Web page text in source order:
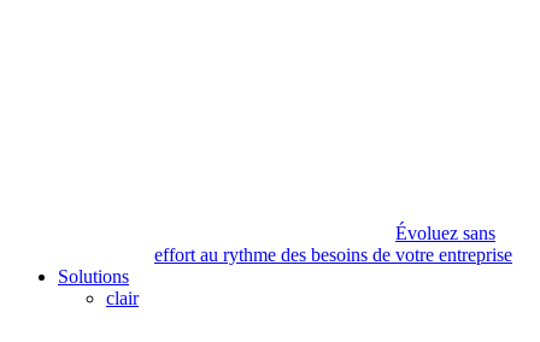
Évoluez sans
effort au rythme des besoins de votre entreprise
Solutions
clair